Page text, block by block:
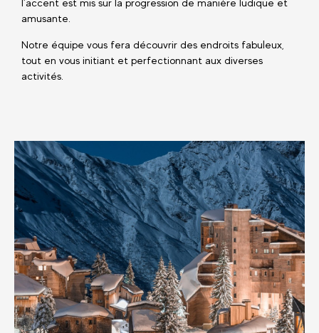
amusante.
Notre équipe vous fera découvrir des endroits fabuleux,
tout en vous initiant et perfectionnant aux diverses
activités.